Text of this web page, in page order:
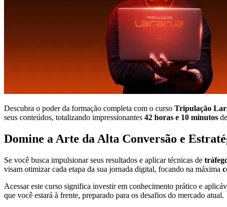
Descubra o poder da formação completa com o curso Tripulação
seus conteúdos, totalizando impressionantes 42 horas e 10 minutos
Domine a Arte da Alta Conversão e
Se você busca impulsionar seus resultados e aplicar técnicas de
visam otimizar cada etapa da sua jornada digital, focando na máxima
Acessar este curso significa investir em conhecimento prático e
que você estará à frente, preparado para os desafios do mercado atual.